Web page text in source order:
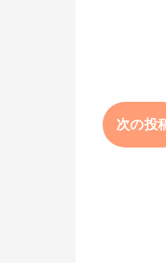
次の投